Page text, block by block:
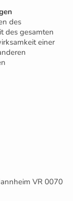
des
des gesamten
einer
VR 0070